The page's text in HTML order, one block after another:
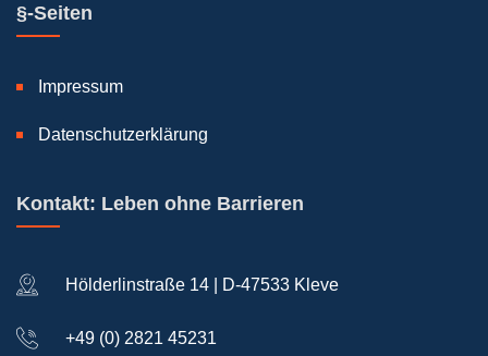
§-Seiten
Impressum
Datenschutzerklärung
Kontakt: Leben ohne Barrieren
Hölderlinstraße 14 | D-47533 Kleve
+49 (0) 2821 45231